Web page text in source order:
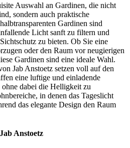
Auswahl an Gardinen, die nicht
sondern auch praktische
Gardinen sind
Licht sanft zu filtern und
zu bieten. Ob Sie eine
oder den Raum vor neugierigen
Gardinen sind eine ideale Wahl.
Jab Anstoetz setzen voll auf den
eine luftige und einladende
dabei die Helligkeit zu
in denen das Tageslicht
das elegante Design den Raum
Anstoetz